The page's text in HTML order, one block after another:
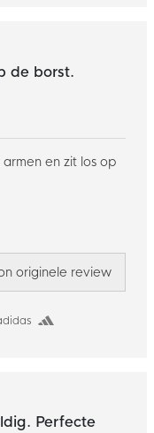
de borst.
en zit los op
originele review
Perfecte